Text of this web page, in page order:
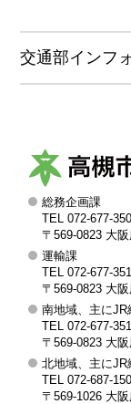
交通部インフ
総務企画課
TEL 072-677-
〒569-0823 大
運輸課
TEL 072-677-
〒569-0823 大
南地域、主に
TEL 072-677-
〒569-0823 大
北地域、主に
TEL 072-687-
〒569-1026 大